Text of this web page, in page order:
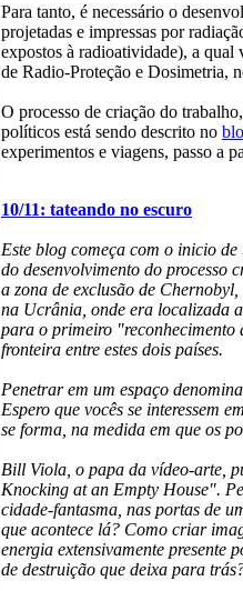
Para tanto, é necessário o
projetadas e impressas por
expostos à radioatividade), a
de Radio-Proteção e Dosimetria,
O processo de criação do
políticos está sendo descrito no
experimentos e viagens, passo a
10/11: tateando no escuro
Este blog começa com o inicio
do desenvolvimento do processo
a zona de exclusão de
na Ucrânia, onde era localizada
para o primeiro "reconhecimento
fronteira entre estes dois países.
Penetrar em um espaço
Espero que vocês se interessem
se forma, na medida em que os
Bill Viola, o papa da vídeo-arte,
Knocking at an Empty House".
cidade-fantasma, nas portas de
que acontece lá? Como criar
energia extensivamente presente
de destruição que deixa para